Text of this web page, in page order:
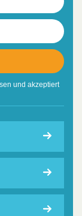
und akzeptiert